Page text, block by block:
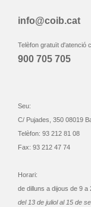
info@coib.cat
Telèfon gratuït d'atenció
900 705 705
Seu:
C/ Pujades, 350 08019
Telèfon: 93 212 81 08
Fax: 93 212 47 74
Horari:
de dilluns a dijous de 9
del 13 de juliol al 15 de